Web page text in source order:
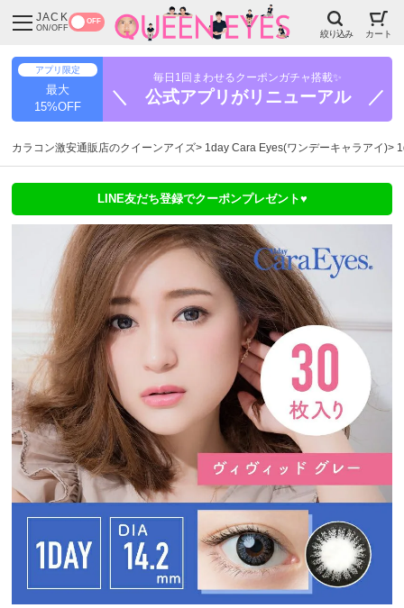
JACK
ON/OFF
OFF
絞り込み カート
アプリ限定
最大
15%OFF
毎日1回まわせるクーポンガチャ搭載✨
＼ 公式アプリがリニューアル ／
カラコン激安通販店のクイーンアイズ 1day Cara Eyes(ワンデーキャラアイ)
LINE友だち登録でクーポンプレゼント♥